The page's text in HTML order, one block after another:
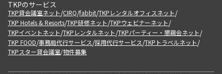
TKPのサービス
TKP貸会議室ネット/CIRQ/fabbit/TKPレンタルオフィスネット/
TKP Hotels & Resorts/TKP研修ネット/TKPウェビナーネット/
TKPイベントネット/TKPレンタルネット/TKPパーティー・懇親会ネット/
TKP FOOD/事務局代行サービス/採用代行サービス/TKPトラベルネット/
TKPスター貸会議室/物件募集